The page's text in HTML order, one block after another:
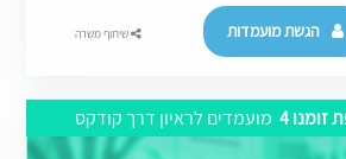
הגשת מועמדות שיתוף משרה
4 מועמדים לראיון דרך קודקס